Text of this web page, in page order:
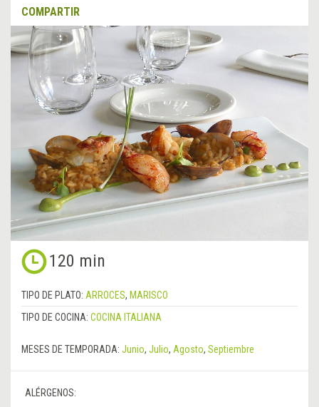
COMPARTIR
120 min
TIPO DE PLATO: ARROCES, MARISCO
TIPO DE COCINA: COCINA ITALIANA
MESES DE TEMPORADA: Junio, Julio, Agosto, Septiembre
ALÉRGENOS: